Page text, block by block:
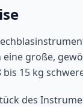
große,
bis 15 kg
des